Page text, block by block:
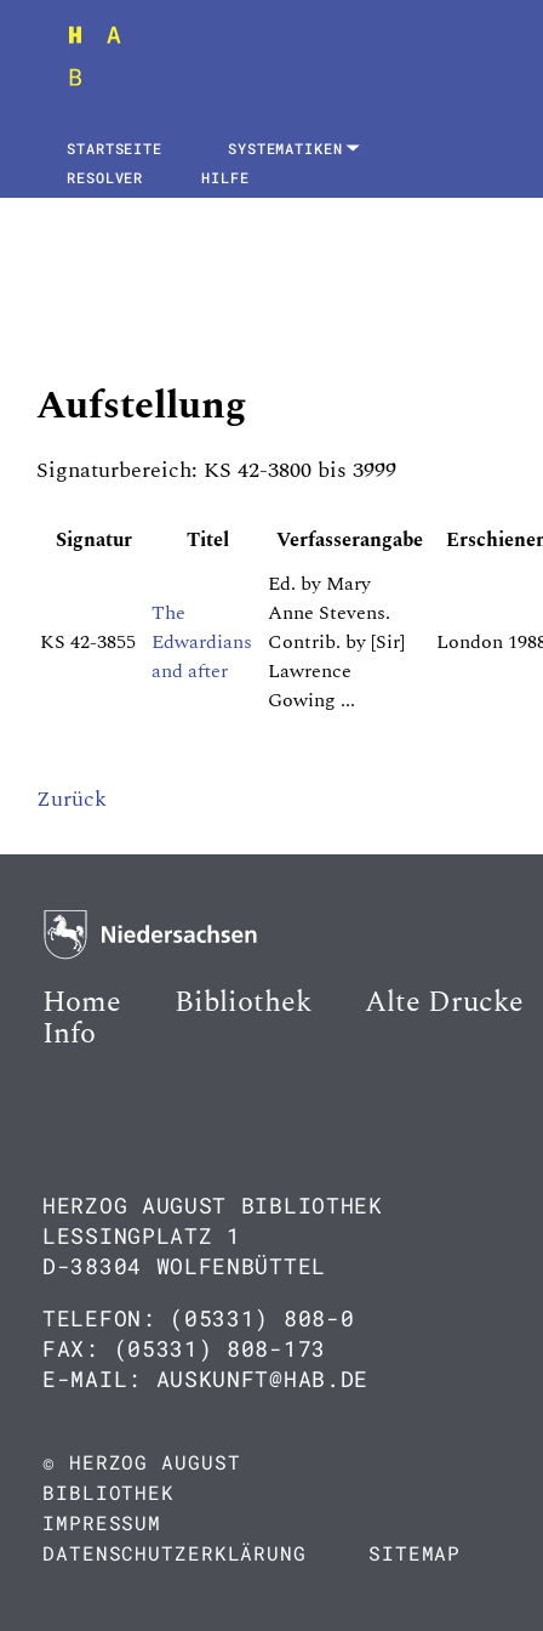
STARTSEITE
SYSTEMATIKEN
RESOLVER
HILFE
Aufstellung
Signaturbereich: KS 42-3800 bis 3999
Signatur Titel Verfasserangabe
KS 42-3855
The
Edwardians
and after
Ed. by Mary
Anne Stevens.
Contrib. by [Sir]
Lawrence
Gowing ...
London
Zurück
Home Bibliothek Alte Drucke
Info
HERZOG AUGUST BIBLIOTHEK
LESSINGPLATZ 1
D-38304 WOLFENBÜTTEL
TELEFON: (05331) 808-0
FAX: (05331) 808-173
E-MAIL: AUSKUNFT@HAB.DE
© HERZOG AUGUST
BIBLIOTHEK
IMPRESSUM
DATENSCHUTZERKLÄRUNG
SITEMAP